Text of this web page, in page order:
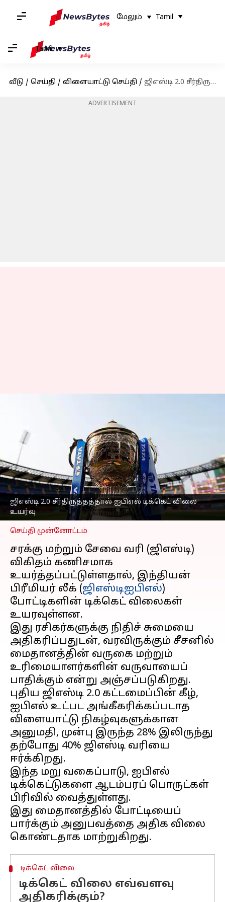
மேலும் Tamil
Tamil
வீடு / செய்தி / விளையாட்டு செய்தி / ஜிஎஸ்டி 2.0 சீர்திருத்தத்தால் ஐபிஎல் டிக்கெட் விலை உயர்வு; ரசிகர்கள் வருகை மற்றும் வருவாய் குறையும் அபாயம்
ADVERTISEMENT
ஜிஎஸ்டி 2.0 சீர்திருத்தத்தால் ஐபிஎல் டிக்கெட் விலை
உயர்வு
சீர்திருத்தத்தால் ஐபிஎல்
டிக்கெட் விலை உயர்வு;
ரசிகர்கள் வருகை மற்றும்
வருவாய் குறையும்
அபாயம்
எழுதியவர் Sekar Chinnappan Sep 26, 2025 03:47 pm
செய்தி முன்னோட்டம்
சரக்கு மற்றும் சேவை வரி (ஜிஎஸ்டி)
விகிதம் கணிசமாக
உயர்த்தப்பட்டுள்ளதால், இந்தியன்
பிரீமியர் லீக் (ஜிஎஸ்டிஐபிஎல்)
போட்டிகளின் டிக்கெட் விலைகள்
உயரவுள்ளன.
இது ரசிகர்களுக்கு நிதிச் சுமையை
அதிகரிப்பதுடன், வரவிருக்கும் சீசனில்
மைதானத்தின் வருகை மற்றும்
உரிமையாளர்களின் வருவாயைப்
பாதிக்கும் என்று அஞ்சப்படுகிறது.
புதிய ஜிஎஸ்டி 2.0 கட்டமைப்பின் கீழ்,
ஐபிஎல் உட்பட அங்கீகரிக்கப்படாத
விளையாட்டு நிகழ்வுகளுக்கான
அனுமதி, முன்பு இருந்த 28% இலிருந்து
தற்போது 40% ஜிஎஸ்டி வரியை
ஈர்க்கிறது.
இந்த மறு வகைப்பாடு, ஐபிஎல்
டிக்கெட்டுகளை ஆடம்பரப் பொருட்கள்
பிரிவில் வைத்துள்ளது.
இது மைதானத்தில் போட்டியைப்
பார்க்கும் அனுபவத்தை அதிக விலை
டிக்கெட் விலை
டிக்கெட் விலை எவ்வளவு
அதிகரிக்கும்?